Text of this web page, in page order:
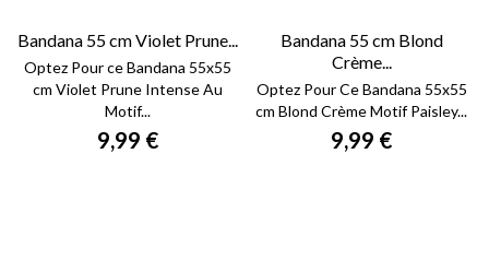
Bandana 55 cm Violet Prune...
Optez Pour ce Bandana 55x55
cm Violet Prune Intense Au
Motif...
9,99 €
Bandana 55 cm Blond
Crème...
Optez Pour Ce Bandana 55x55
cm Blond Crème Motif Paisley...
9,99 €